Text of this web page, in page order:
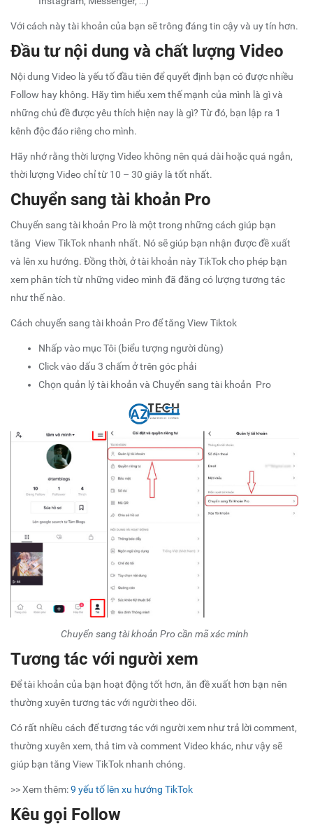
Với cách này tài khoản của bạn sẽ trông đáng tin cậy và uy tín hơn.
Đầu tư nội dung và chất lượng Video
Nội dung Video là yếu tố đầu tiên để quyết định bạn có được nhiều
Follow hay không. Hãy tìm hiểu xem thế mạnh của mình là gì và
những chủ đề được yêu thích hiện nay là gì? Từ đó, bạn lập ra 1
kênh độc đáo riêng cho mình.
Hãy nhớ rằng thời lượng Video không nên quá dài hoặc quá ngắn,
thời lượng Video chỉ từ 10 – 30 giây là tốt nhất.
Chuyển sang tài khoản Pro
Chuyển sang tài khoản Pro là một trong những cách giúp bạn
tăng View TikTok nhanh nhất. Nó sẽ giúp bạn nhận được đề xuất
và lên xu hướng. Đồng thời, ở tài khoản này TikTok cho phép bạn
xem phân tích từ những video mình đã đăng có lượng tương tác
như thế nào.
Cách chuyển sang tài khoản Pro đểtăng View Tiktok
Nhấp vào mục Tôi (biểu tượng người dùng)
Click vào dấu 3 chấm ở trên góc phải
Chọn quản lý tài khoản và Chuyển sang tài khoản Pro
Chuyển sang tài khoản Pro cần mã xác minh
Tương tác với người xem
Để tài khoản của bạn hoạt động tốt hơn, ăn đề xuất hơn bạn nên
thường xuyên tương tác với người theo dõi.
Có rất nhiều cách để tương tác với người xem như trả lời comment,
thường xuyên xem, thả tim và comment Video khác, như vậy sẽ
giúp bạn tăng View TikTok nhanh chóng.
>> Xem thêm:9 yếu tố lên xu hướng TikTok
Kêu gọi Follow